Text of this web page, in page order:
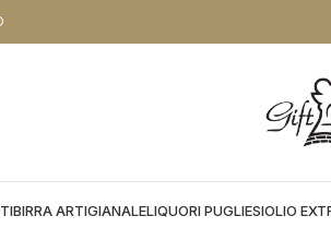
BIRRA ARTIGIANALELIQUORI PUGLIESIOLIO